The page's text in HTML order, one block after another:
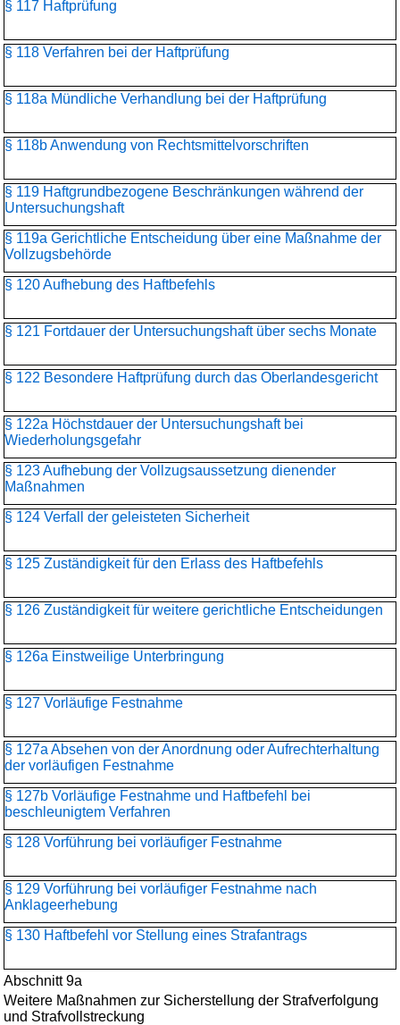
§ 117 Haftprüfung
§ 118 Verfahren bei der Haftprüfung
§ 118a Mündliche Verhandlung bei der Haftprüfung
§ 118b Anwendung von Rechtsmittelvorschriften
§ 119 Haftgrundbezogene Beschränkungen während der
Untersuchungshaft
§ 119a Gerichtliche Entscheidung über eine Maßnahme der
Vollzugsbehörde
§ 120 Aufhebung des Haftbefehls
§ 121 Fortdauer der Untersuchungshaft über sechs Monate
§ 122 Besondere Haftprüfung durch das Oberlandesgericht
§ 122a Höchstdauer der Untersuchungshaft bei
Wiederholungsgefahr
§ 123 Aufhebung der Vollzugsaussetzung dienender
Maßnahmen
§ 124 Verfall der geleisteten Sicherheit
§ 125 Zuständigkeit für den Erlass des Haftbefehls
§ 126 Zuständigkeit für weitere gerichtliche Entscheidungen
§ 126a Einstweilige Unterbringung
§ 127 Vorläufige Festnahme
§ 127a Absehen von der Anordnung oder Aufrechterhaltung
der vorläufigen Festnahme
§ 127b Vorläufige Festnahme und Haftbefehl bei
beschleunigtem Verfahren
§ 128 Vorführung bei vorläufiger Festnahme
§ 129 Vorführung bei vorläufiger Festnahme nach
Anklageerhebung
§ 130 Haftbefehl vor Stellung eines Strafantrags
Abschnitt 9a
Weitere Maßnahmen zur Sicherstellung der Strafverfolgung
und Strafvollstreckung